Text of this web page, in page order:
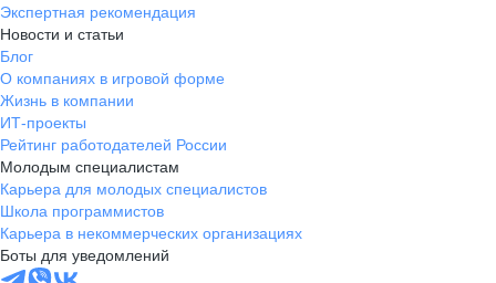
Экспертная рекомендация
Новости и статьи
Блог
О компаниях в игровой форме
Жизнь в компании
ИТ-проекты
Рейтинг работодателей России
Молодым специалистам
Карьера для молодых специалистов
Школа программистов
Карьера в некоммерческих организациях
Боты для уведомлений